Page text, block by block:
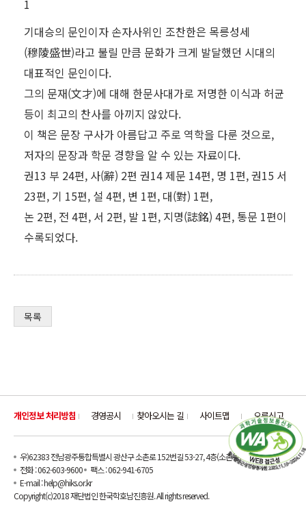
1
기대승의 문인이자 손자사위인 조찬한은 목릉성세
(穆陵盛世)라고 불릴 만큼 문화가 크게 발달했던 시대의
대표적인 문인이다.
그의 문재(文才)에 대해 한문사대가로 저명한 이식과 허균
등이 최고의 찬사를 아끼지 않았다.
이 책은 문장 구사가 아름답고 주로 역학을 다룬 것으로,
저자의 문장과 학문 경향을 알 수 있는 자료이다.
권13 부 24편, 사(辭) 2편 권14 제문 14편, 명 1편, 권15 서
23편, 기 15편, 설 4편, 변 1편, 대(對) 1편,
논 2편, 전 4편, 서 2편, 발 1편, 지명(誌銘) 4편, 통문 1편이
수록되었다.
목록
개인정보 처리방침 경영공시 찾아오시는 길 사이트맵 오류신고
우)62383 전남광주통합특별시 광산구 소촌로 152번길 53-27, 4층(소촌동)
전화 : 062-603-9600
팩스 : 062-941-6705
E-mail : help@hiks.or.kr
Copyright(c)2018 재단법인 한국학호남진흥원. All rights reserved.